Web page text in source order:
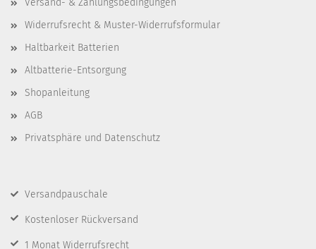
Versand- & Zahlungsbedingungen
Widerrufsrecht & Muster-Widerrufsformular
Haltbarkeit Batterien
Altbatterie-Entsorgung
Shopanleitung
AGB
Privatsphäre und Datenschutz
Versandpauschale
Kostenloser Rückversand
1 Monat Widerrufsrecht